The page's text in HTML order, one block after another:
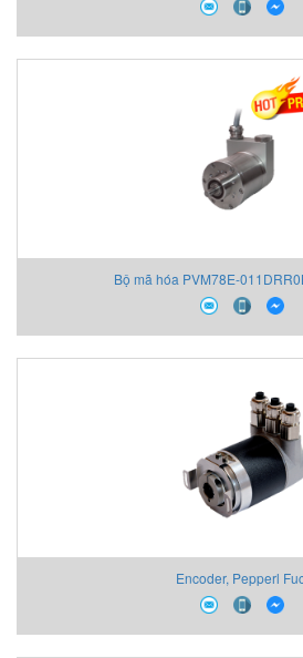
Bộ mã hóa PVM78E-
Encoder, Pepperl